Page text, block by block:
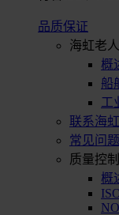
品质保证
海虹老
概
船
工
联系海
常见问
质量控制
概